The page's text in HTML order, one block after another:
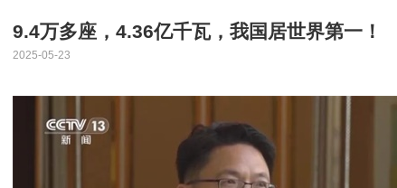
9.4万多座，4.36亿千瓦，我国居世界第一！
2025-05-23